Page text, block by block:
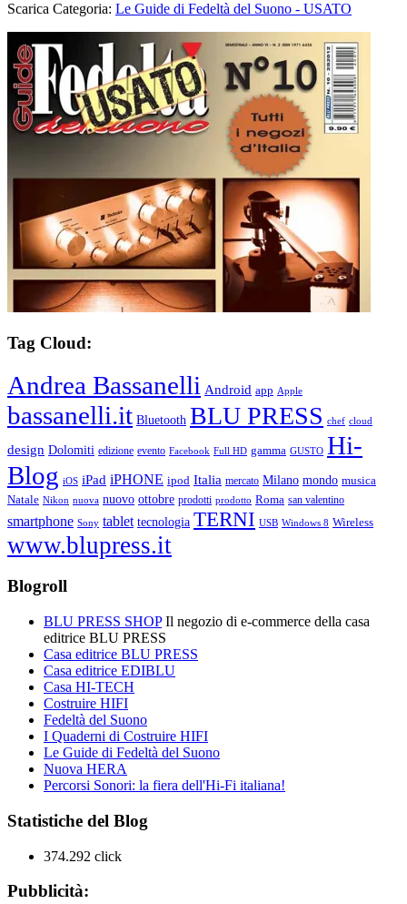
Scarica Categoria: Le Guide di Fedeltà del Suono - USATO
Tag Cloud:
Andrea Bassanelli Android app Apple
bassanelli.it Bluetooth BLU PRESS chef cloud
design Dolomiti edizione evento Facebook Full HD gamma GUSTO Hi-
Blog iOS iPad iPHONE ipod Italia mercato Milano mondo musica
Natale Nikon nuova nuovo ottobre prodotti prodotto Roma san valentino
smartphone Sony tablet tecnologia TERNI USB Windows 8 Wireless
www.blupress.it
Blogroll
BLU PRESS SHOPIl negozio di e-commerce della casa
editrice BLU PRESS
Casa editrice BLU PRESS
Casa editrice EDIBLU
Casa HI-TECH
Costruire HIFI
Fedeltà del Suono
I Quaderni di Costruire HIFI
Le Guide di Fedeltà del Suono
Nuova HERA
Percorsi Sonori: la fiera dell'Hi-Fi italiana!
Statistiche del Blog
374.292 click
Pubblicità: